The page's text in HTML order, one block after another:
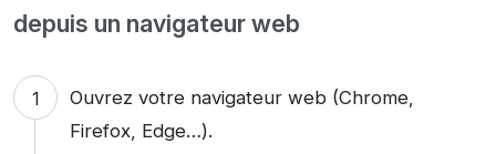
depuis un navigateur web
Ouvrez votre navigateur web (Chrome,
Firefox, Edge…).